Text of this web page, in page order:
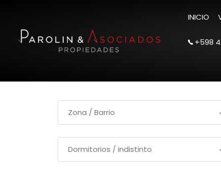
INICIO
+598
Zona / Barrio
Dormitorios / indistinto